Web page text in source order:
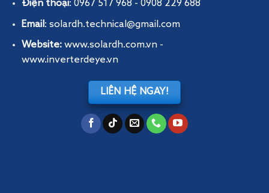
Điện thoại: 0967 517 968 - 0908 229 688
Email : solardh.technical@gmail.com
Website: www.solardh.com.vn-
www.inverterdeye.vn
LIÊN HỆ NGAY!